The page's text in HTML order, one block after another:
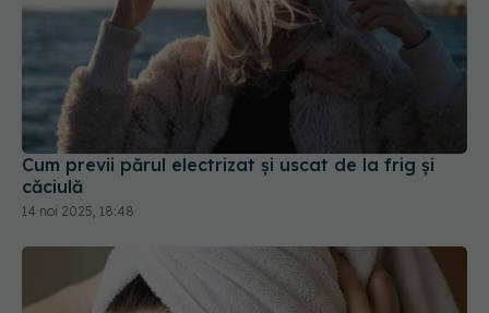
Cum previi părul electrizat și uscat de la frig și
căciulă
14 noi 2025, 18:48